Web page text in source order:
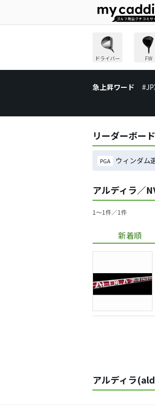
ドライバー FW
急上昇ワード
リーダーボード
PGA ウィンダム
アルディラ／
1〜1件／1件
新着順
アルディラ